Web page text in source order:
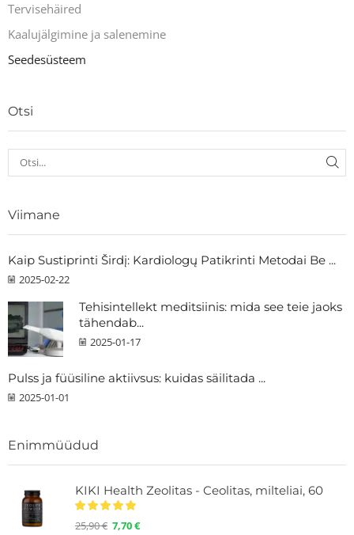
Tervisehäired
Kaalujälgimine ja salenemine
Seedesüsteem
Otsi
Viimane
Kaip Sustiprinti Širdį: Kardiologų Patikrinti Metodai Be ...
2025-02-22
Tehisintellekt meditsiinis: mida see teie jaoks
tähendab...
2025-01-17
Pulss ja füüsiline aktiivsus: kuidas säilitada ...
2025-01-01
Enimmüüdud
KIKI Health Zeolitas - Ceolitas, milteliai, 60
25,90€ 7,70€